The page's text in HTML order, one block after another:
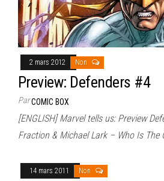
2 mars 2012 Non
Preview: Defenders #4
ParCOMIC BOX
[ENGLISH] Marvel tells us: Preview
Fraction & Michael Lark – Who Is The
14 mars 2011 Non